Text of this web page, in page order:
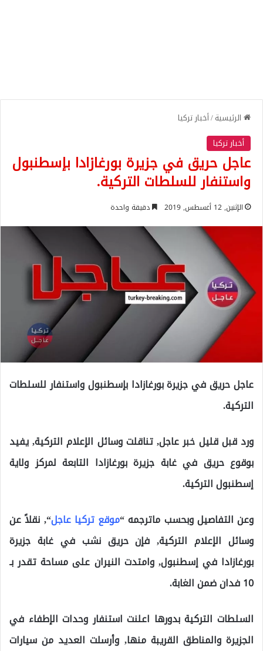
الرئيسية/أخبار تركيا
أخبار تركيا
عاجل حريق في جزيرة بورغازادا بإسطنبول
واستنفار للسلطات التركية.
الإثنين, 12 أغسطس, 2019 دقيقة واحدة
عاجل حريق في جزيرة بورغازادا بإسطنبول واستنفار للسلطات
التركية.
ورد قبل قليل خبر عاجل, تناقلت وسائل الإعلام التركية, يفيد
بوقوع حريق في غابة جزيرة بورغازادا التابعة لمركز ولاية
إسطنبول التركية.
وعن التفاصيل وبحسب ماترجمه “موقع تركيا عاجل“, نقلاً عن
وسائل الإعلام التركية, فإن حريق نشب في غابة جزيرة
بورغازادا في إسطنبول, وامتدت النيران على مساحة تقدر بـ
10 فدان ضمن الغابة.
السلطات التركية بدورها اعلنت استنفار وحدات الإطفاء في
الجزيرة والمناطق القريبة منها, وأرسلت العديد من سيارات